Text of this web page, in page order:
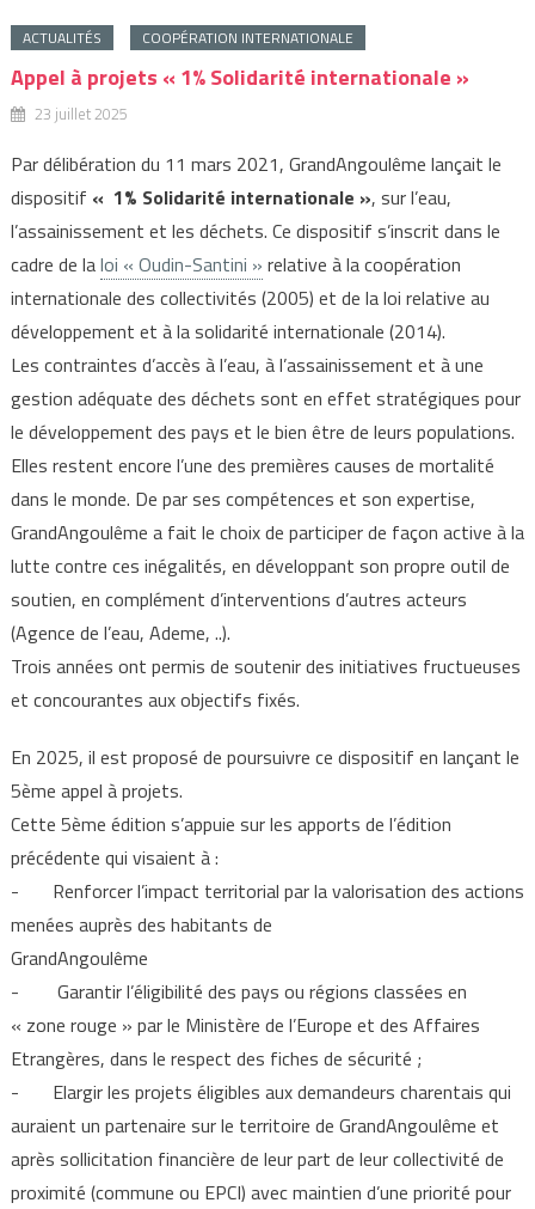
ACTUALITÉS COOPÉRATION INTERNATIONALE
Appel à projets « 1% Solidarité internationale »
23 juillet 2025
Par délibération du 11 mars 2021, GrandAngoulême lançait le
dispositif « 1% Solidarité internationale », sur l’eau,
l’assainissement et les déchets. Ce dispositif s’inscrit dans le
cadre de laloi « Oudin-Santini » relative à la coopération
internationale des collectivités (2005) et de la loi relative au
développement et à la solidarité internationale (2014).
Les contraintes d’accès à l’eau, à l’assainissement et à une
gestion adéquate des déchets sont en effet stratégiques pour
le développement des pays et le bien être de leurs populations.
Elles restent encore l’une des premières causes de mortalité
dans le monde. De par ses compétences et son expertise,
GrandAngoulême a fait le choix de participer de façon active à la
lutte contre ces inégalités, en développant son propre outil de
soutien, en complément d’interventions d’autres acteurs
(Agence de l’eau, Ademe, ..).
Trois années ont permis de soutenir des initiatives fructueuses
et concourantes aux objectifs fixés.
En 2025, il est proposé de poursuivre ce dispositif en lançant le
5ème appel à projets.
Cette 5ème édition s’appuie sur les apports de l’édition
précédente qui visaient à :
- Renforcer l’impact territorial par la valorisation des actions
menées auprès des habitants de
GrandAngoulême
- Garantir l’éligibilité des pays ou régions classées en
« zone rouge » par le Ministère de l’Europe et des Affaires
Etrangères, dans le respect des fiches de sécurité ;
- Elargir les projets éligibles aux demandeurs charentais qui
auraient un partenaire sur le territoire de GrandAngoulême et
après sollicitation financière de leur part de leur collectivité de
proximité (commune ou EPCI) avec maintien d’une priorité pour